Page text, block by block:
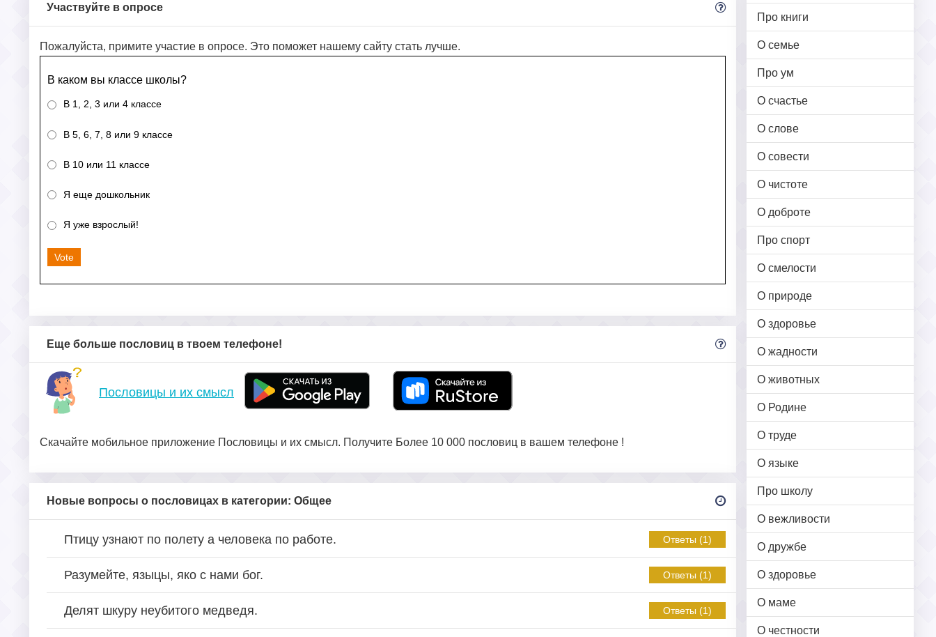
Про книги
О семье
Про ум
О счастье
О слове
О совести
О чистоте
О доброте
Про спорт
О смелости
О природе
О здоровье
О жадности
О животных
О Родине
О труде
О языке
Про школу
О вежливости
О дружбе
О здоровье
О маме
О честности
Участвуйте в опросе
Пожалуйста, примите участие в опросе. Это поможет нашему сайту стать лучше.
В каком вы классе школы?
В 1, 2, 3 или 4 классе
В 5, 6, 7, 8 или 9 классе
В 10 или 11 классе
Я еще дошкольник
Я уже взрослый!
Vote
Еще больше пословиц в твоем телефоне!
Пословицы и их смысл
Скачайте мобильное приложение Пословицы и их смысл. Получите Более 10 000 пословиц в вашем телефоне !
Новые вопросы о пословицах в категории: Общее
Птицу узнают по полету а человека по работе. Ответы (1)
Разумейте, языцы, яко с нами бог. Ответы (1)
Делят шкуру неубитого медведя. Ответы (1)